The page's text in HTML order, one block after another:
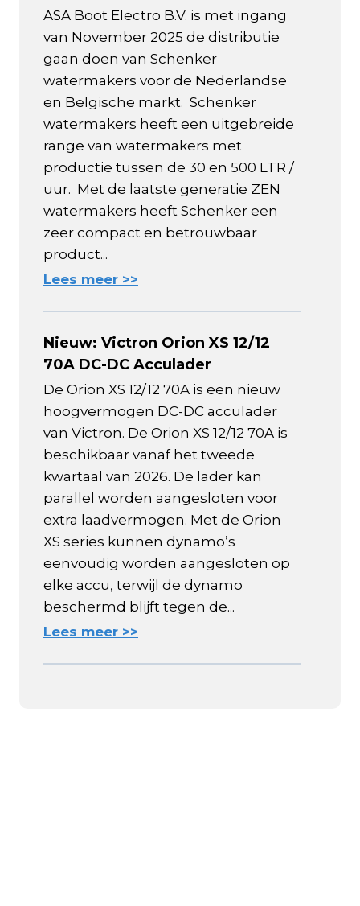
ASA Boot Electro B.V. is met ingang
van November 2025 de distributie
gaan doen van Schenker
watermakers voor de Nederlandse
en Belgische markt. Schenker
watermakers heeft een uitgebreide
range van watermakers met
productie tussen de 30 en 500 LTR /
uur. Met de laatste generatie ZEN
watermakers heeft Schenker een
zeer compact en betrouwbaar
product...
Lees meer >>
Nieuw: Victron Orion XS 12/12
70A DC-DC Acculader
De Orion XS 12/12 70A is een nieuw
hoogvermogen DC-DC acculader
van Victron. De Orion XS 12/12 70A is
beschikbaar vanaf het tweede
kwartaal van 2026. De lader kan
parallel worden aangesloten voor
extra laadvermogen. Met de Orion
XS series kunnen dynamo’s
eenvoudig worden aangesloten op
elke accu, terwijl de dynamo
beschermd blijft tegen de...
Lees meer >>